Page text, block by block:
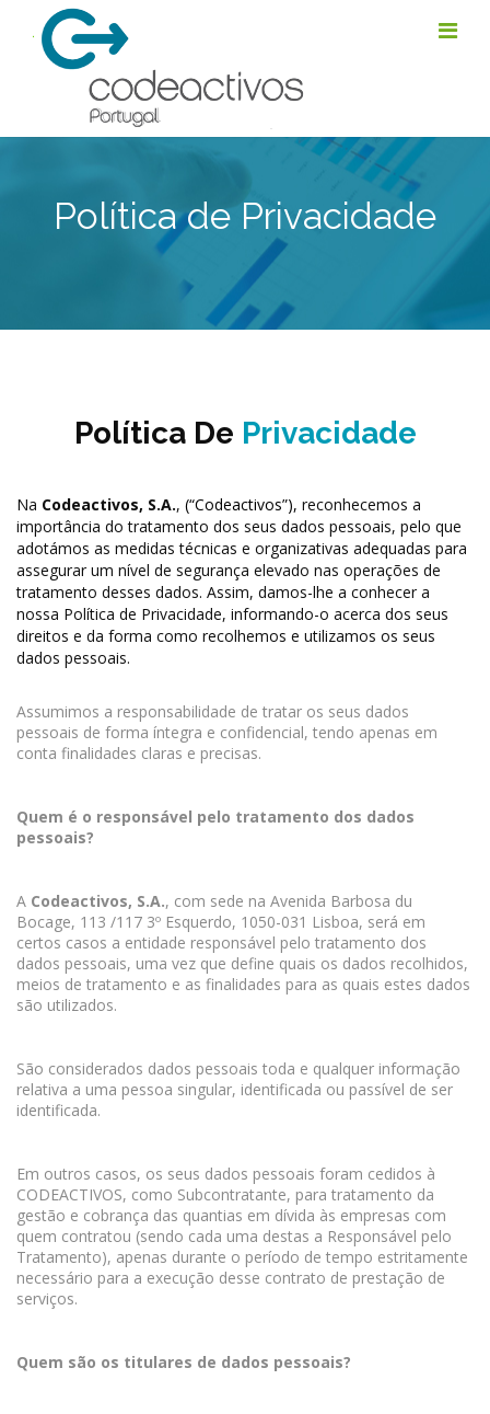
Política de Privacidade
Política De Privacidade
Na Codeactivos, S.A., (“Codeactivos”), reconhecemos a
importância do tratamento dos seus dados pessoais, pelo que
adotámos as medidas técnicas e organizativas adequadas para
assegurar um nível de segurança elevado nas operações de
tratamento desses dados. Assim, damos-lhe a conhecer a
nossa Política de Privacidade, informando-o acerca dos seus
direitos e da forma como recolhemos e utilizamos os seus
dados pessoais.
Assumimos a responsabilidade de tratar os seus dados
pessoais de forma íntegra e confidencial, tendo apenas em
conta finalidades claras e precisas.
Quem é o responsável pelo tratamento dos dados
pessoais?
A Codeactivos, S.A., com sede na Avenida Barbosa du
Bocage, 113 /117 3º Esquerdo, 1050-031 Lisboa, será em
certos casos a entidade responsável pelo tratamento dos
dados pessoais, uma vez que define quais os dados recolhidos,
meios de tratamento e as finalidades para as quais estes dados
são utilizados.
São considerados dados pessoais toda e qualquer informação
relativa a uma pessoa singular, identificada ou passível de ser
identificada.
Em outros casos, os seus dados pessoais foram cedidos à
CODEACTIVOS, como Subcontratante, para tratamento da
gestão e cobrança das quantias em dívida às empresas com
quem contratou (sendo cada uma destas a Responsável pelo
Tratamento), apenas durante o período de tempo estritamente
necessário para a execução desse contrato de prestação de
serviços.
Quem são os titulares de dados pessoais?